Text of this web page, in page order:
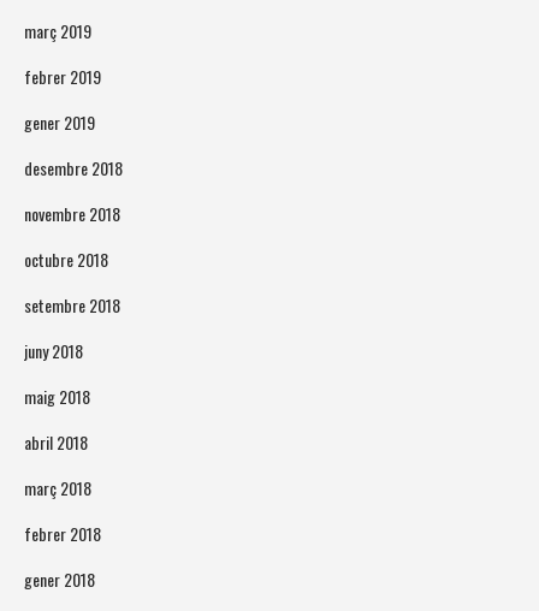
març 2019
febrer 2019
gener 2019
desembre 2018
novembre 2018
octubre 2018
setembre 2018
juny 2018
maig 2018
abril 2018
març 2018
febrer 2018
gener 2018